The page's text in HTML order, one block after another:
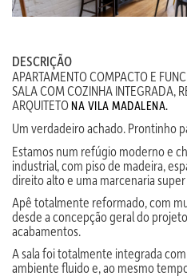
DESCRIÇÃO
APARTAMENTO COMPACTO E
SALA COM COZINHA INTEGRADA,
ARQUITETONA VILA MADALENA.
Um verdadeiro achado. Prontinho
Estamos num refúgio moderno e
industrial, com piso de madeira,
direito alto e uma marcenaria
Apê totalmente reformado, com
desde a concepção geral do
acabamentos.
A sala foi totalmente integrada
ambiente fluido e, ao mesmo